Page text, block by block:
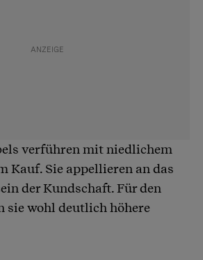
verführen mit niedlichem
Kauf. Sie appellieren an das
der Kundschaft. Für den
sie wohl deutlich höhere